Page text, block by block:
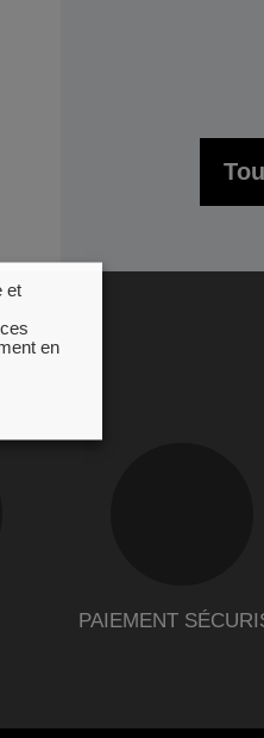
PAIEMENT
et
en